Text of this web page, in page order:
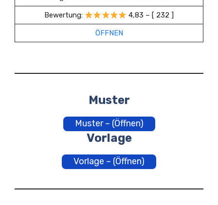
Bewertung: 4,83 – [ 232 ]
ÖFFNEN
Muster
Muster – (Öffnen)
Vorlage
Vorlage – (Öffnen)